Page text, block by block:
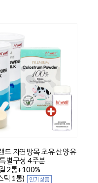
드 자연방목 초유 산양유
별구성 4주분
2통+100%
틱 1통)